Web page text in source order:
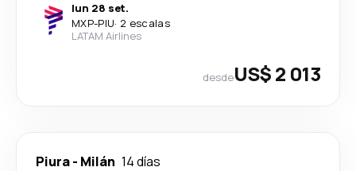
lun 28 set.
MXP-PIU· 2 escalas
LATAM Airlines
desdeUS$ 2 013
Piura- Milán 14 días